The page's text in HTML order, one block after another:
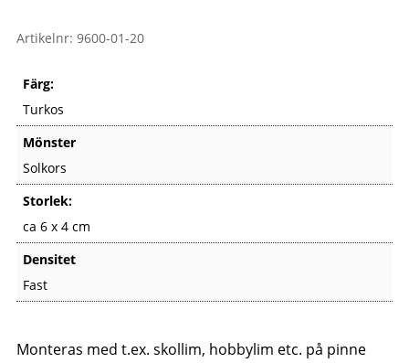
Artikelnr: 9600-01-20
Färg:
Turkos
Mönster
Solkors
Storlek:
ca 6 x 4 cm
Densitet
Fast
Monteras med t.ex. skollim, hobbylim etc. på pinne